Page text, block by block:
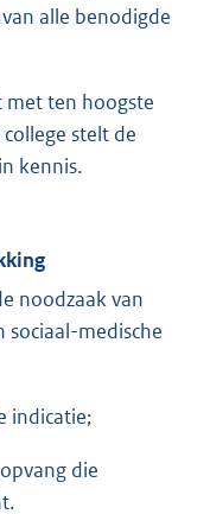
alle benodigde
met ten hoogste
stelt de
kennis.
noodzaak van
medische
indicatie;
die